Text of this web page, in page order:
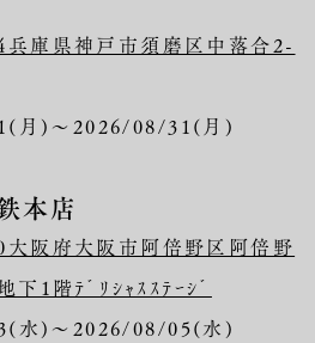
庫県神戸市須磨区中落合2-
月)～2026/08/31(月)
本店
阪府大阪市阿倍野区阿倍野
1階ﾃﾞﾘｼｬｽｽﾃｰｼﾞ
水)～2026/08/05(水)